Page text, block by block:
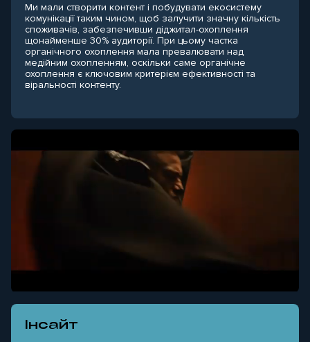
Ми мали створити контент і побудувати екосистему
комунікації таким чином, щоб залучити значну кількість
споживачів, забезпечивши діджитал-охоплення
щонайменше 30% аудиторії. При цьому частка
органічного охоплення мала превалювати над
медійним охопленням, оскільки саме органічне
охоплення є ключовим критерієм ефективності та
віральності контенту.
Інсайт